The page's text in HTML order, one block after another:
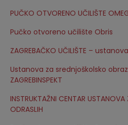
PUČKO OTVORENO UČILIŠTE
Pučko otvoreno učilište Obris
ZAGREBAČKO UČILIŠTE –
Ustanova za srednjoškolsko
ZAGREBINSPEKT
INSTRUKTAŽNI CENTAR
ODRASLIH